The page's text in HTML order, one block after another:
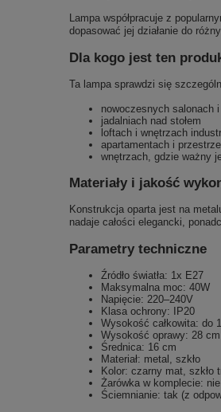
Lampa współpracuje z
dopasować jej działanie do
Dla kogo jest ten
Ta lampa sprawdzi się
nowoczesnych salonach
jadalniach nad stołem
loftach i wnętrzach
apartamentach i
wnętrzach, gdzie ważny
Materiały i jakość
Konstrukcja oparta jest na
nadaje całości elegancki,
Parametry techniczne
Źródło światła: 1x E27
Maksymalna moc: 40W
Napięcie: 220–240V
Klasa ochrony: IP20
Wysokość całkowita: do
Wysokość oprawy: 28 cm
Średnica: 16 cm
Materiał: metal, szkło
Kolor: czarny mat, szkło
Żarówka w komplecie: nie
Ściemnianie: tak (z